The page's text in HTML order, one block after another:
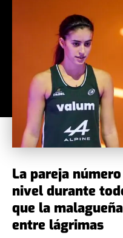
La pareja
nivel durante
que la
entre lágrimas